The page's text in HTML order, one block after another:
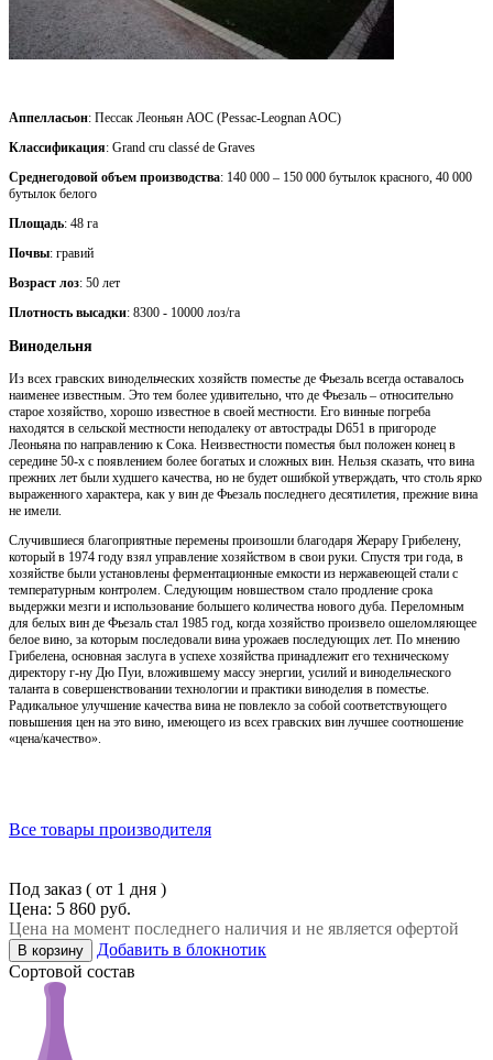
Аппелласьон: Пессак Леоньян АОС (Pessac-Leognan AOC)
Классификация: Grand cru classé de Graves
Среднегодовой объем производства: 140 000 – 150 000 бутылок красного, 40 000
бутылок белого
Площадь: 48 га
Почвы: гравий
Возраст лоз: 50 лет
Плотность высадки: 8300 - 10000 лоз/га
Винодельня
Из всех гравских винодельческих хозяйств поместье де Фьезаль всегда оставалось
наименее известным. Это тем более удивительно, что де Фьезаль – относительно
старое хозяйство, хорошо известное в своей местности. Его винные погреба
находятся в сельской местности неподалеку от автострады D651 в пригороде
Леоньяна по направлению к Сока. Неизвестности поместья был положен конец в
середине 50-х с появлением более богатых и сложных вин. Нельзя сказать, что вина
прежних лет были худшего качества, но не будет ошибкой утверждать, что столь ярко
выраженного характера, как у вин де Фьезаль последнего десятилетия, прежние вина
не имели.
Случившиеся благоприятные перемены произошли благодаря Жерару Грибелену,
который в 1974 году взял управление хозяйством в свои руки. Спустя три года, в
хозяйстве были установлены ферментационные емкости из нержавеющей стали с
температурным контролем. Следующим новшеством стало продление срока
выдержки мезги и использование большего количества нового дуба. Переломным
для белых вин де Фьезаль стал 1985 год, когда хозяйство произвело ошеломляющее
белое вино, за которым последовали вина урожаев последующих лет. По мнению
Грибелена, основная заслуга в успехе хозяйства принадлежит его техническому
директору г-ну Дю Пуи, вложившему массу энергии, усилий и винодельческого
таланта в совершенствовании технологии и практики виноделия в поместье.
Радикальное улучшение качества вина не повлекло за собой соответствующего
повышения цен на это вино, имеющего из всех гравских вин лучшее соотношение
«цена/качество».
Все товары производителя
Под заказ ( от 1 дня )
Цена: 5 860 руб.
Цена на момент последнего наличия и не является офертой
В корзину
Добавить в блокнотик
Сортовой состав